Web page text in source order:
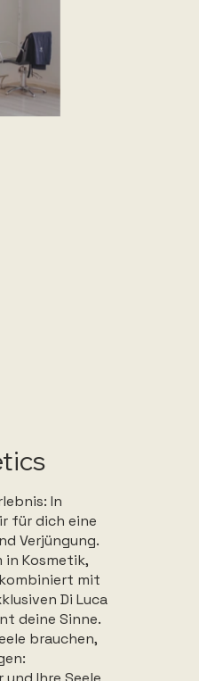
In
für dich eine
Verjüngung.
in Kosmetik,
kombiniert mit
Di Luca
deine Sinne.
brauchen,